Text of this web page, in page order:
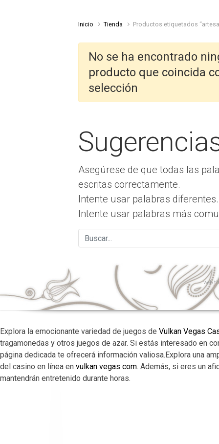
Inicio Tienda Productos etiquetados
No se ha encontrado
producto que coincida
selección
Asegúrese de que todas las
escritas correctamente.
Intente usar palabras diferentes.
Intente usar palabras más
web
Explora la emocionante variedad de juegos de Vulkan Vegas
tragamonedas y otros juegos de azar. Si estás interesado en
página dedicada te ofrecerá información valiosa.Explora una
del casino en línea en vulkan vegas com. Además, si eres un
mantendrán entretenido durante horas.